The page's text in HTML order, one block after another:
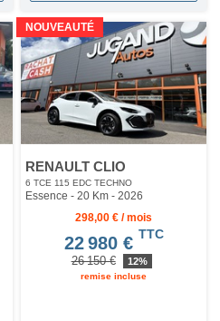
NOUVEAUTÉ
RENAULT CLIO
6 TCE 115 EDC TECHNO
Essence - 20 Km- 2026
298,00 € / mois
22 980 € TTC
26 150 € 12%
remise incluse